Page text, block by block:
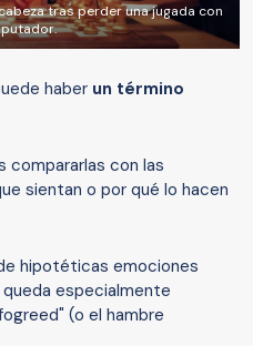
tras perder una jugada con
haber un término
compararlas con las
sientan o por qué lo hacen
hipotéticas emociones
especialmente
(o el hambre